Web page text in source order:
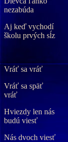
nezabúda
Aj keď vychodí
školu prvých sĺz
Vráť sa vráť
Vráť sa späť
vráť
Hviezdy len nás
budú viesť
Nás dvoch viesť